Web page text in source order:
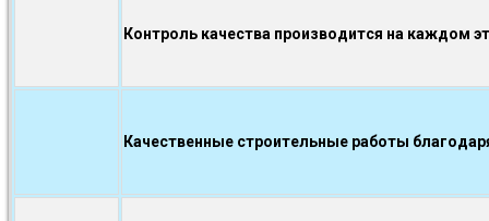
Контроль качества производится на каждом
Качественные строительные работы